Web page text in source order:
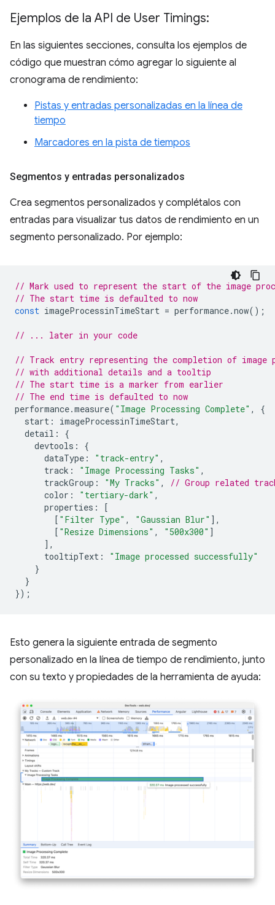
Ejemplos de la API de User Timings:
En las siguientes secciones, consulta los ejemplos de
código que muestran cómo agregar lo siguiente al
cronograma de rendimiento:
Pistas y entradas personalizadas en la línea de
tiempo
Marcadores en la pista de tiempos
Segmentos y entradas personalizados
Crea segmentos personalizados y complétalos con
entradas para visualizar tus datos de rendimiento en un
segmento personalizado. Por ejemplo:
// Mark used to represent the start of the image
// The start time is defaulted to now
const imageProcessinTimeStart = performance.now();
// ... later in your code
// Track entry representing the completion of image
// with additional details and a tooltip
// The start time is a marker from earlier
// The end time is defaulted to now
performance.measure( "Image Processing Complete" ,
{
start : imageProcessinTimeStart,
detail :
{
devtools :
{
dataType : "track-entry" ,
track : "Image Processing Tasks" ,
trackGroup : "My Tracks" ,
// Group related
color : "tertiary-dark" ,
properties :
[
[ "Filter Type" , "Gaussian Blur" ],
[ "Resize Dimensions" , "500x300" ]
],
tooltipText :
"Image processed successfully"
}
}
});
Esto genera la siguiente entrada de segmento
personalizado en la línea de tiempo de rendimiento, junto
con su texto y propiedades de la herramienta de ayuda: